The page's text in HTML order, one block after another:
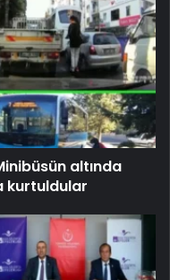
altında
kurtuldular